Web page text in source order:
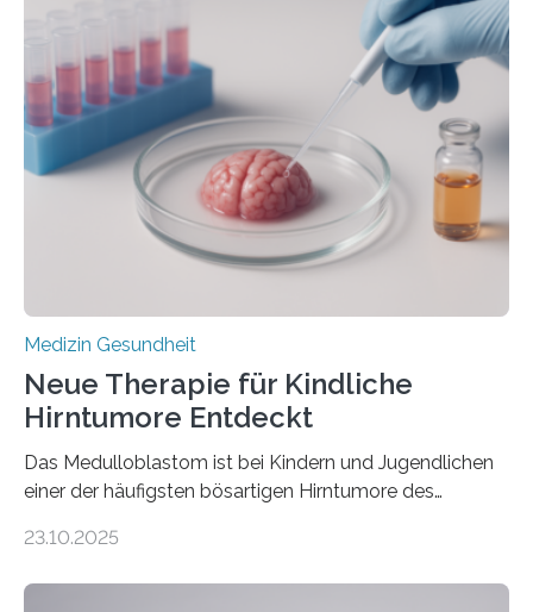
im Journal Circulation, warum der Energietransport bei
der Hypertrophen Kardiomyopathie (HCM) versagen
kann und wie sich durch eine Verringerung der
Herzbelastung und des oxidativen Stresses
Rhythmusstörungen reduzieren lassen. Würzburg. Die
hypertrophe Kardiomyopathie (HCM) ist die häufigste
erblich bedingte Herzerkrankung. Sie führt dazu, dass
sich die linke Herzkammer verdickt, der Herzmuskel zu
stark kontrahiert…
Medizin Gesundheit
Neue Therapie für Kindliche
Hirntumore Entdeckt
Das Medulloblastom ist bei Kindern und Jugendlichen
einer der häufigsten bösartigen Hirntumore des
Betroffenen können mit heutigen Methoden geheilt
23.10.2025